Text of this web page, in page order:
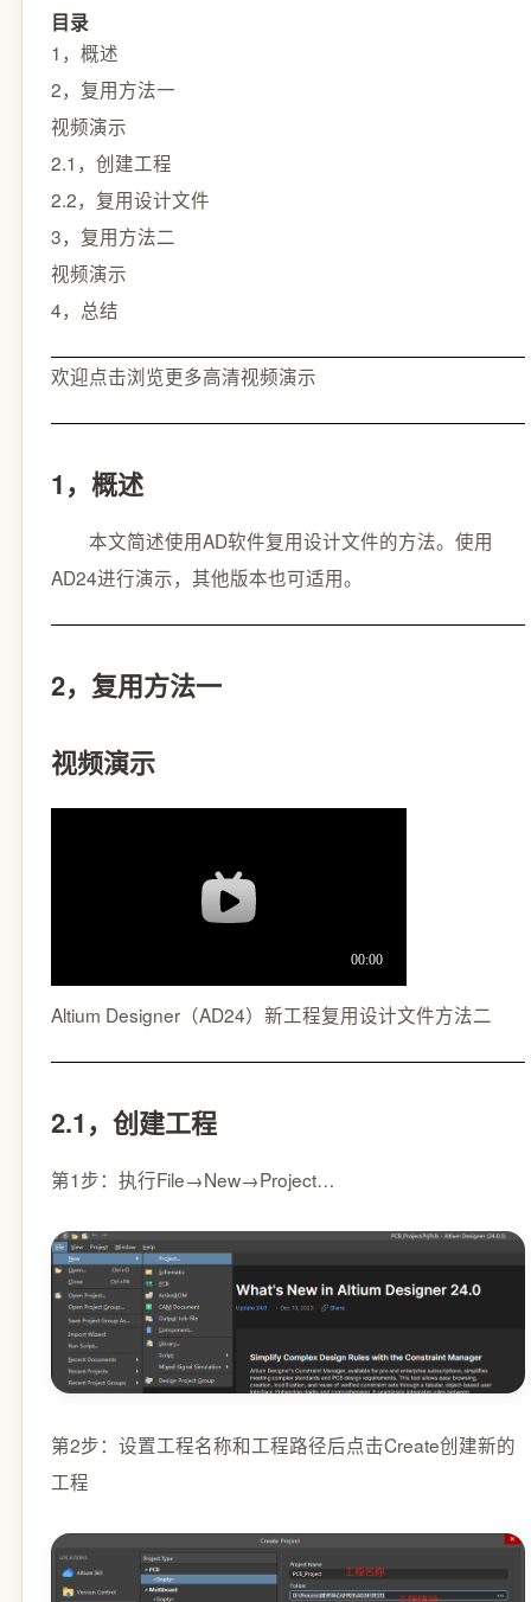
目录
1，概述
2，复用方法一
视频演示
2.1，创建工程
2.2，复用设计文件
3，复用方法二
视频演示
4，总结
欢迎点击浏览更多高清视频演示
1，概述
本文简述使用AD软件复用设计文件的方法。使用
AD24进行演示，其他版本也可适用。
2，复用方法一
视频演示
Altium Designer（AD24）新工程复用设计文件方法二
2.1，创建工程
第1步：执行File→New→Project…
第2步：设置工程名称和工程路径后点击Create创建新的
工程